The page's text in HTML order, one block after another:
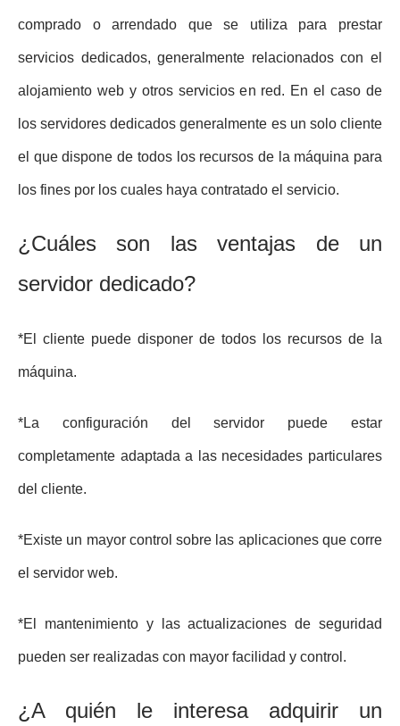
comprado o arrendado que se utiliza para prestar
servicios dedicados, generalmente relacionados con el
alojamiento web y otros servicios en red. En el caso de
los servidores dedicados generalmente es un solo cliente
el que dispone de todos los recursos de la máquina para
los fines por los cuales haya contratado el servicio.
¿Cuáles son las ventajas de un
servidor dedicado?
*El cliente puede disponer de todos los recursos de la
máquina.
*La configuración del servidor puede estar
completamente adaptada a las necesidades particulares
del cliente.
*Existe un mayor control sobre las aplicaciones que corre
el servidor web.
*El mantenimiento y las actualizaciones de seguridad
pueden ser realizadas con mayor facilidad y control.
¿A quién le interesa adquirir un